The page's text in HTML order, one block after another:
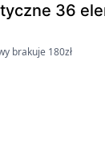
36
brakuje 180zł